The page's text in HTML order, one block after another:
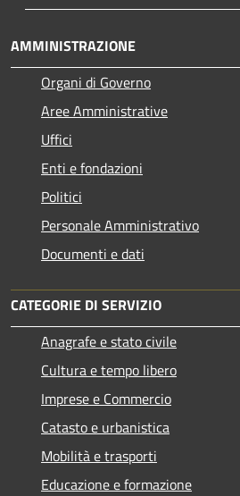
AMMINISTRAZIONE
Organi di Governo
Aree Amministrative
Uffici
Enti e fondazioni
Politici
Personale Amministrativo
Documenti e dati
CATEGORIE DI SERVIZIO
Anagrafe e stato civile
Cultura e tempo libero
Imprese e Commercio
Catasto e urbanistica
Mobilità e trasporti
Educazione e formazione